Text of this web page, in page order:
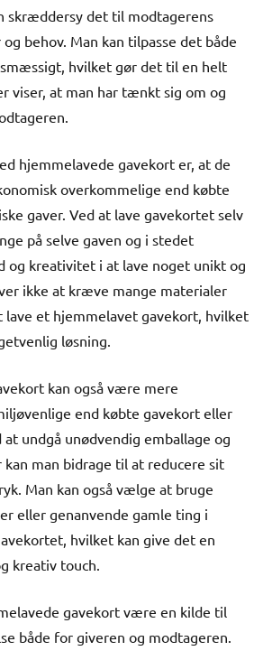
skræddersy det til modtagerens
behov. Man kan tilpasse det både
hvilket gør det til en helt
viser, at man har tænkt sig om og
hjemmelavede gavekort er, at de
overkommelige end købte
gaver. Ved at lave gavekortet selv
på selve gaven og i stedet
og kreativitet i at lave noget unikt og
ikke at kræve mange materialer
lave et hjemmelavet gavekort, hvilket
løsning.
kan også være mere
end købte gavekort eller
at undgå unødvendig emballage og
man bidrage til at reducere sit
Man kan også vælge at bruge
eller genanvende gamle ting i
hvilket kan give det en
kreativ touch.
gavekort være en kilde til
både for giveren og modtageren.